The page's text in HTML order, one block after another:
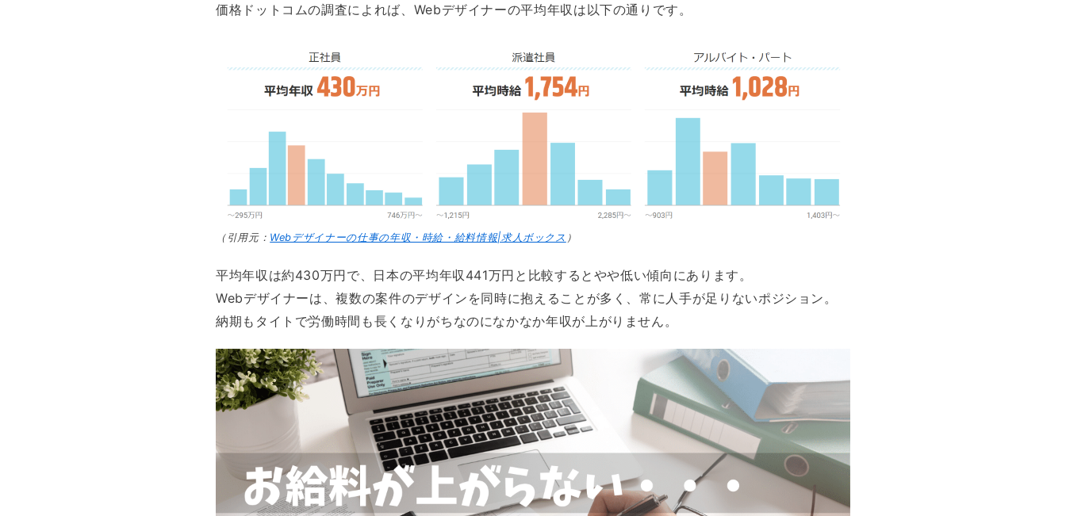
価格ドットコムの調査によれば、Webデザイナーの平均年収は以下の通りです。
（引用元： Webデザイナーの仕事の年収・時給・給料情報|求人ボックス ）
平均年収は約430万円で、日本の平均年収441万円と比較するとやや低い傾向にあります。
Webデザイナーは、複数の案件のデザインを同時に抱えることが多く、常に人手が足りないポジション。
納期もタイトで労働時間も長くなりがちなのになかなか年収が上がりません。